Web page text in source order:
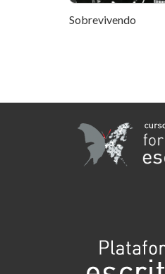
Sobrevivendo